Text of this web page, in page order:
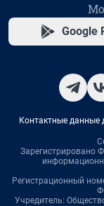
Google
Контактные данные
Зарегистрировано
Регистрационный
Учредитель: